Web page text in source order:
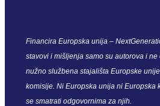
Financira Europska unija –
stavovi i mišljenja samo su autorova i ne
nužno službena stajališta Europske
komisije. Ni Europska unija ni Europska
se smatrati odgovornima za njih.